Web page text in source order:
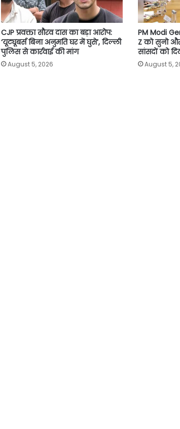
CJP प्रवक्ता सौरव दास का बड़ा आरोप:
‘यूट्यूबर्स बिना अनुमति घर में घुसे’, दिल्ली
पुलिस से कार्रवाई की मांग
August 5, 2026
PM Modi
Z को सुनो और
सांसदों को
August 5,